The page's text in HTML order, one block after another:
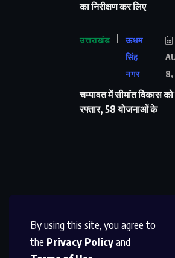
By using this site, you agree to
the Privacy Policyand
का निरीक्षण कर लिए
उत्तराखंड
ऊधम
सिंह
नगर
8,
चम्पावत में सीमांत विकास को
रफ्तार, 58 योजनाओं के
ऊधम सिंह नगर अंतर्राष्ट्रीय
कारोबार
अपराध साहित्य